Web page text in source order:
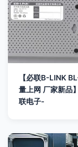
【必联B-LINK
量上网 厂家新品
联电子-